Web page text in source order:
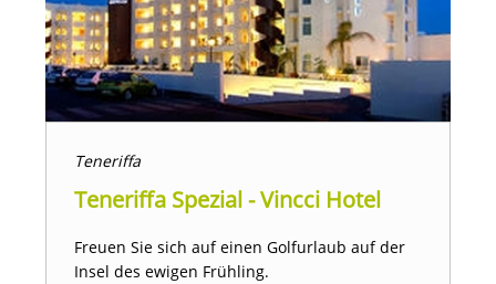
Teneriffa
Teneriffa Spezial - Vincci Hotel
Freuen Sie sich auf einen Golfurlaub auf der
Insel des ewigen Frühling.